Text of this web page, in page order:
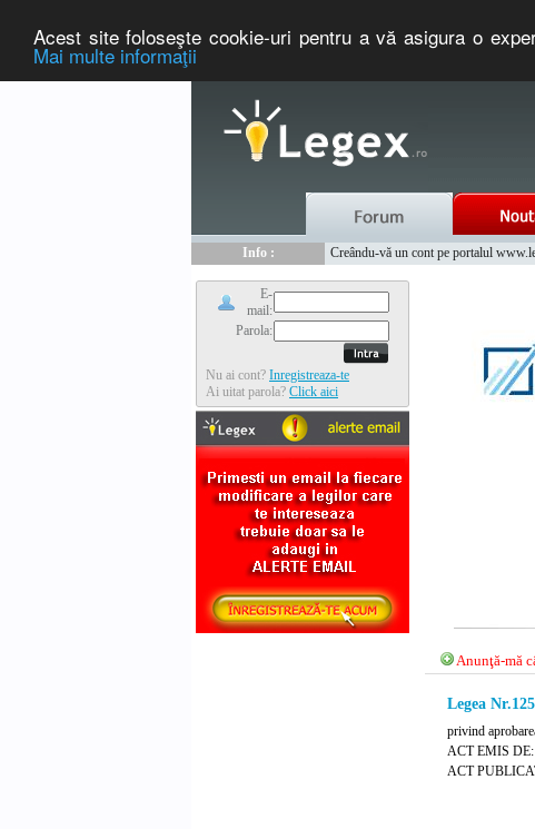
Acest site foloseşte cookie-uri pentru a vă asigura o
Mai multe informaţii
Info :
Creându-vă un cont pe portalul
E-
mail:
Parola:
Nu ai cont? Inregistreaza-te
Ai uitat parola? Click aici
Anunţă-mă
Legea
privind
ACT EMIS DE:
ACT